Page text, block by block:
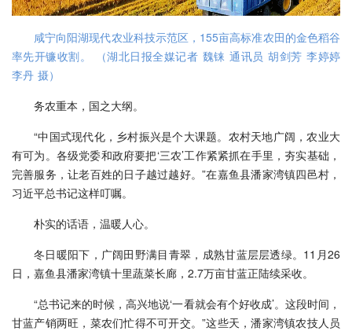
咸宁向阳湖现代农业科技示范区，155亩高标准农田的金色稻谷
率先开镰收割。 （湖北日报全媒记者 魏铼 通讯员 胡剑芳 李婷婷
李丹 摄）
务农重本，国之大纲。
“中国式现代化，乡村振兴是个大课题。农村天地广阔，农业大
有可为。各级党委和政府要把‘三农’工作紧紧抓在手里，夯实基础，
完善服务，让老百姓的日子越过越好。”在嘉鱼县潘家湾镇四邑村，
习近平总书记这样叮嘱。
朴实的话语，温暖人心。
冬日暖阳下，广阔田野满目青翠，成熟甘蓝层层透绿。11月26
日，嘉鱼县潘家湾镇十里蔬菜长廊，2.7万亩甘蓝正陆续采收。
“总书记来的时候，高兴地说‘一看就会有个好收成’。这段时间，
甘蓝产销两旺，菜农们忙得不可开交。”这些天，潘家湾镇农技人员